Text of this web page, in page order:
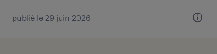
publié le 29 juin 2026